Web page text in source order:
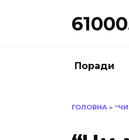
Поради
ГОЛОВНА »